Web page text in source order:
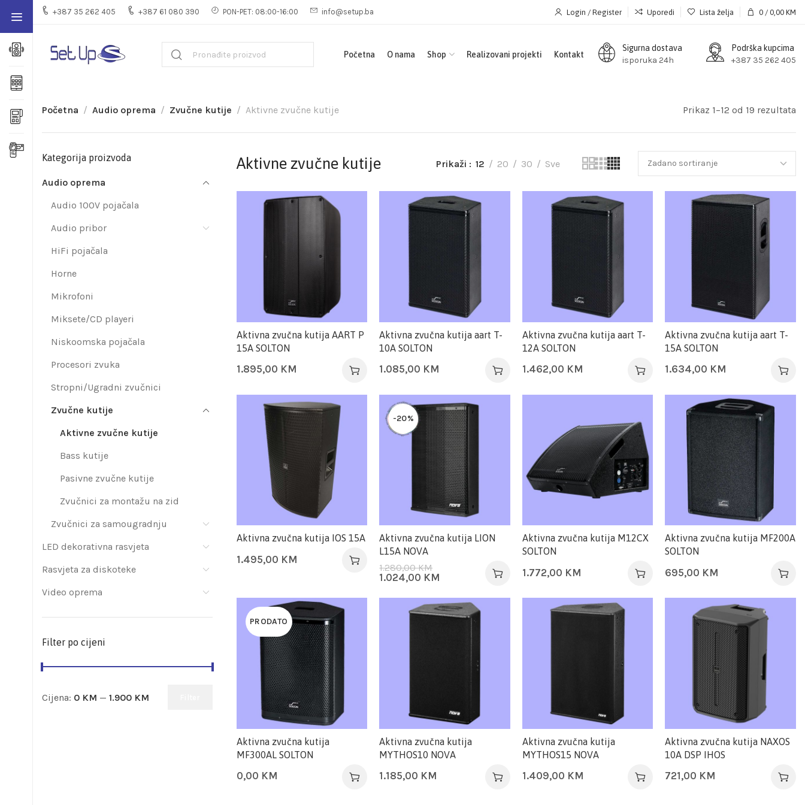
+387 35 262 405 +387 61 080 390 PON-PET: 08:00-16:00 info@setup.ba Login / Register Uporedi Lista želja 0 / 0,00 KM
Početna O nama Shop Realizovani projekti Kontakt
Sigurna dostava
isporuka 24h
Podrška kupcima
+387 35 262 405
Početna Audio oprema Zvučne kutije Aktivne zvučne kutije Prikaz 1–12 od 19 rezultata
Kategorija proizvoda
Audio oprema
Audio 100V pojačala
Audio pribor
HiFi pojačala
Horne
Mikrofoni
Miksete/CD playeri
Niskoomska pojačala
Procesori zvuka
Stropni/Ugradni zvučnici
Zvučne kutije
Aktivne zvučne kutije
Bass kutije
Pasivne zvučne kutije
Zvučnici za montažu na zid
Zvučnici za samougradnju
LED dekorativna rasvjeta
Rasvjeta za diskoteke
Video oprema
Filter po cijeni
Cijena: 0 KM — 1.900 KM
Aktivne zvučne kutije Prikaži 12 20 30 Sve
Aktivna zvučna kutija AART P
15A SOLTON
1.895,00 KM
Aktivna zvučna kutija aart T-
10A SOLTON
1.085,00 KM
Aktivna zvučna kutija aart T-
12A SOLTON
1.462,00 KM
Aktivna zvučna kutija aart T-
15A SOLTON
1.634,00 KM
Aktivna zvučna kutija IOS 15A
1.495,00 KM
-20%
Aktivna zvučna kutija LION
L15A NOVA
1.280,00KM
1.024,00 KM
Aktivna zvučna kutija M12CX
SOLTON
1.772,00 KM
Aktivna zvučna kutija MF200A
SOLTON
695,00 KM
PRODATO
Aktivna zvučna kutija
MF300AL SOLTON
0,00 KM
Aktivna zvučna kutija
MYTHOS10 NOVA
1.185,00 KM
Aktivna zvučna kutija
MYTHOS15 NOVA
1.409,00 KM
Aktivna zvučna kutija NAXOS
10A DSP IHOS
721,00 KM